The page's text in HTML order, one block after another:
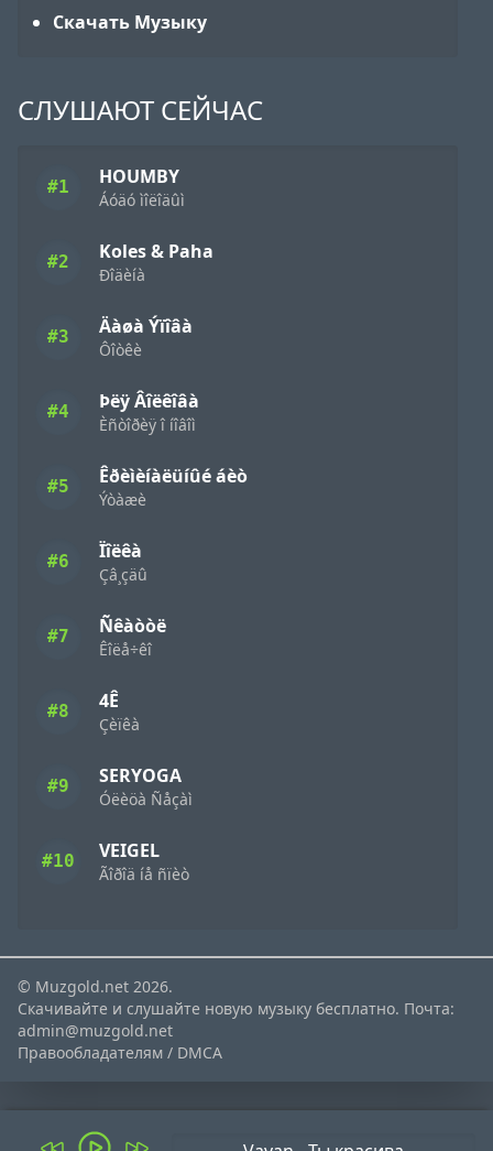
Скачать Музыку
СЛУШАЮТ СЕЙЧАС
#1 HOUMBY
Áóäó ìîëîäûì
#2 Koles & Paha
Ðîäèíà
#3 Äàøà Ýïîâà
Ôîòêè
#4 Þëÿ Âîëêîâà
Èñòîðèÿ î íîâîì
#5 Êðèìèíàëüíûé áèò
Ýòàæè
#6 Ïîëêà
Çâ¸çäû
#7 Ñêàòòë
Êîëå÷êî
#8 4Ê
Çèïêà
#9 SERYOGA
Óëèöà Ñåçàì
#10 VEIGEL
Ãîðîä íå ñïèò
© Muzgold.net 2026.
Скачивайте и слушайте новую музыку бесплатно. Почта:
admin@muzgold.net
Правообладателям / DMCA